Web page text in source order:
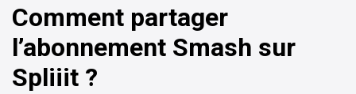
Comment partager
l’abonnement Smash sur
Spliiit ?